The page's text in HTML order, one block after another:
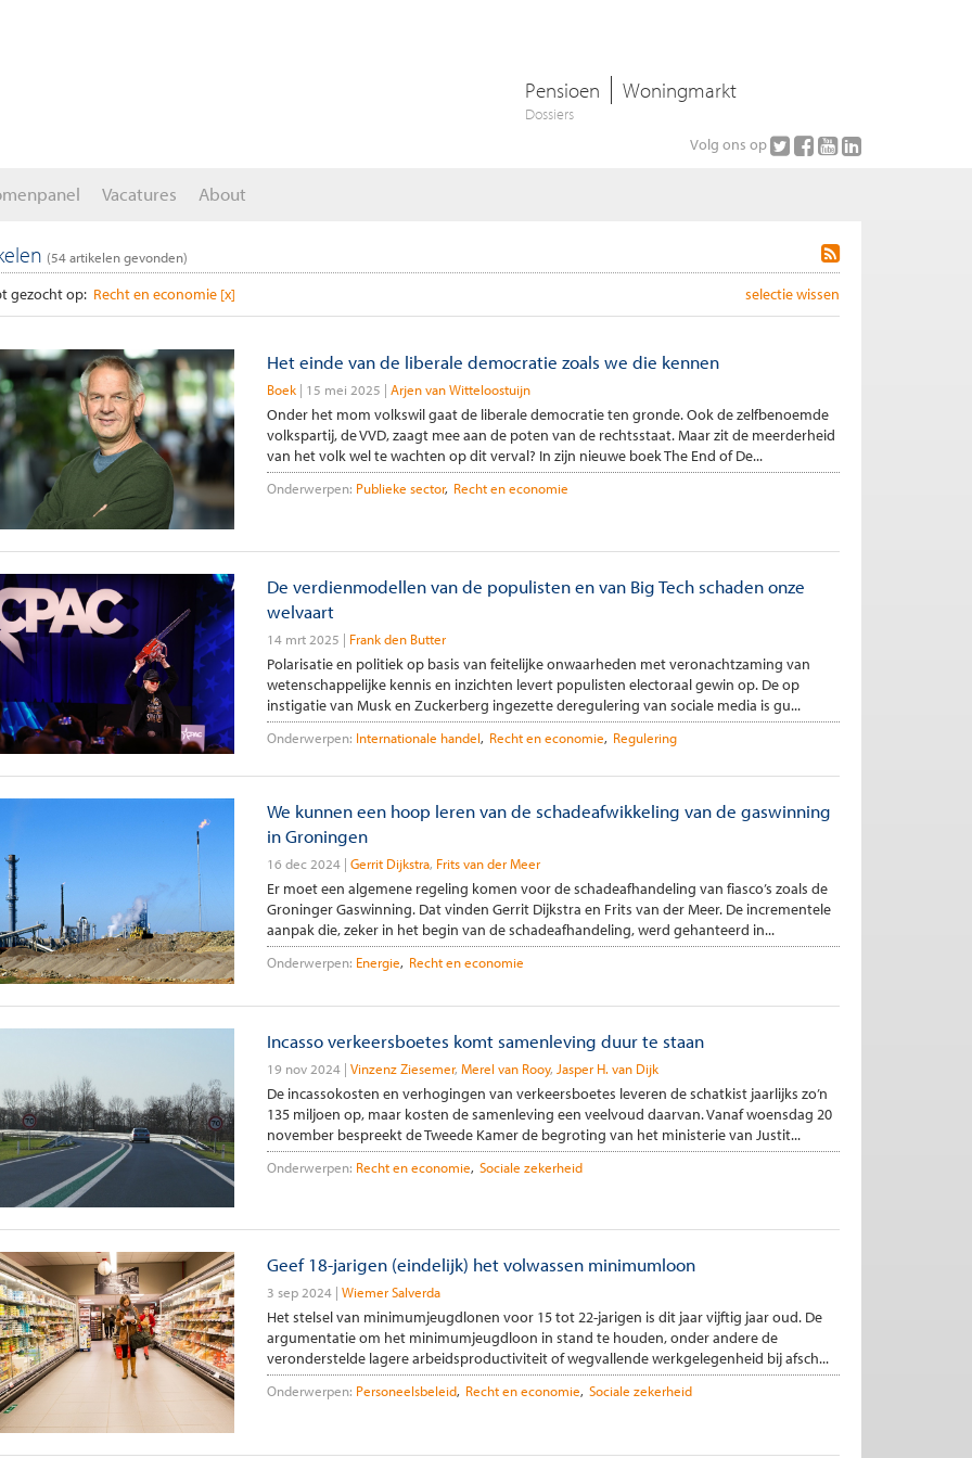
Pensioen Woningmarkt
Dossiers
Volg ons op
Vacatures About
(54artikelen gevonden)
gezocht op: selectie wissen
Recht en economie [x]
Het einde van de liberale democratie zoals we die kennen
Boek 15 mei 2025 Arjen van Witteloostuijn
Onder het mom volkswil gaat de liberale democratie ten gronde. Ook de zelfbenoemde
volkspartij, de VVD, zaagt mee aan de poten van de rechtsstaat. Maar zit de meerderheid
van het volk wel te wachten op dit verval? In zijn nieuwe boek The End of De...
Onderwerpen: Publieke sector Recht en economie
De verdienmodellen van de populisten en van Big Tech schaden onze
welvaart
14 mrt 2025 Frank den Butter
Polarisatie en politiek op basis van feitelijke onwaarheden met veronachtzaming van
wetenschappelijke kennis en inzichten levert populisten electoraal gewin op. De op
instigatie van Musk en Zuckerberg ingezette deregulering van sociale media is gu...
Onderwerpen: Internationale handel Recht en economie Regulering
We kunnen een hoop leren van de schadeafwikkeling van de gaswinning
in Groningen
16 dec 2024 Gerrit Dijkstra Frits van der Meer
Er moet een algemene regeling komen voor de schadeafhandeling van fiasco’s zoals de
Groninger Gaswinning. Dat vinden Gerrit Dijkstra en Frits van der Meer. De incrementele
aanpak die, zeker in het begin van de schadeafhandeling, werd gehanteerd in...
Onderwerpen: Energie Recht en economie
Incasso verkeersboetes komt samenleving duur te staan
19 nov 2024 Vinzenz Ziesemer Merel van Rooy Jasper H. van Dijk
De incassokosten en verhogingen van verkeersboetes leveren de schatkist jaarlijks zo’n
135 miljoen op, maar kosten de samenleving een veelvoud daarvan. Vanaf woensdag 20
november bespreekt de Tweede Kamer de begroting van het ministerie van Justit...
Onderwerpen: Recht en economie Sociale zekerheid
Geef 18-jarigen (eindelijk) het volwassen minimumloon
3 sep 2024 Wiemer Salverda
Het stelsel van minimumjeugdlonen voor 15 tot 22-jarigen is dit jaar vijftig jaar oud. De
argumentatie om het minimumjeugdloon in stand te houden, onder andere de
veronderstelde lagere arbeidsproductiviteit of wegvallende werkgelegenheid bij afsch...
Onderwerpen: Personeelsbeleid Recht en economie Sociale zekerheid